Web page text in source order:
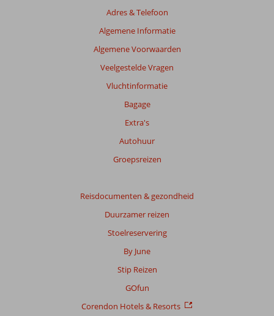
Adres & Telefoon
Algemene Informatie
Algemene Voorwaarden
Veelgestelde Vragen
Vluchtinformatie
Bagage
Extra's
Autohuur
Groepsreizen
Reisdocumenten & gezondheid
Duurzamer reizen
Stoelreservering
By June
Stip Reizen
GOfun
Corendon Hotels & Resorts